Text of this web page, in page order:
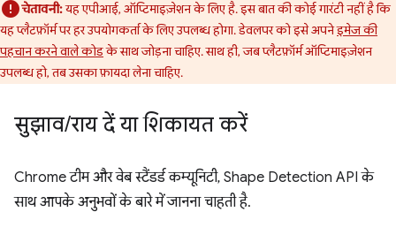
चेतावनी:यह एपीआई, ऑप्टिमाइज़ेशन के लिए है. इस बात की कोई गारंटी नहीं है कि
यह प्लैटफ़ॉर्म पर हर उपयोगकर्ता के लिए उपलब्ध होगा. डेवलपर को इसे अपनेइमेज की
पहचान करने वाले कोडके साथ जोड़ना चाहिए. साथ ही, जब प्लैटफ़ॉर्म ऑप्टिमाइज़ेशन
उपलब्ध हो, तब उसका फ़ायदा लेना चाहिए.
सुझाव/राय दें या शिकायत करें
Chrome टीम और वेब स्टैंडर्ड कम्यूनिटी, Shape Detection API के
साथ आपके अनुभवों के बारे में जानना चाहती है.